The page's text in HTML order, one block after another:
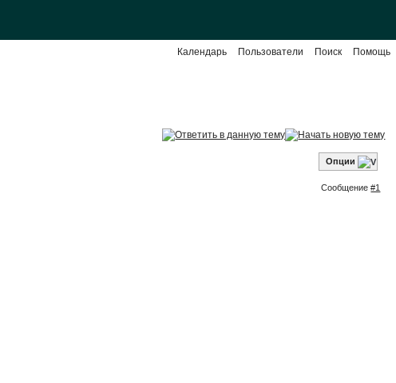
Помощь
Поиск
Пользователи
Календарь
Опции
Сообщение#1